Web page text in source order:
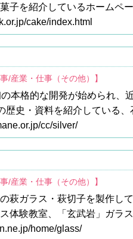
子を紹介しているホームペ
cake/index.html
/産業・仕事（その他）】
本格的な開発が始められ、
歴史・資料を紹介している
cc/silver/
/産業・仕事（その他）】
萩ガラス・萩切子を製作し
体験教室、「玄武岩」ガラ
home/glass/